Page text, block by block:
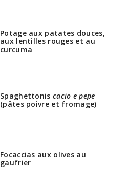
Potage aux patates douces,
aux lentilles rouges et au
curcuma
Spaghettonis cacio e pepe
(pâtes poivre et fromage)
Focaccias aux olives au
gaufrier